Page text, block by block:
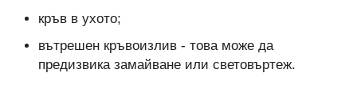
кръв в ухото;
вътрешен кръвоизлив - това може да
предизвика замайване или световъртеж.